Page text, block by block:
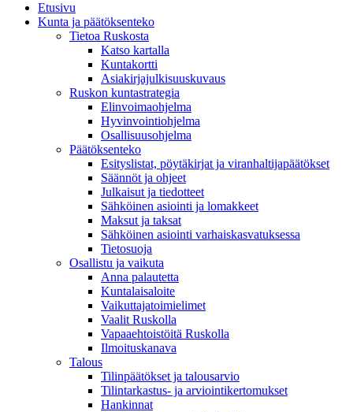
Etusivu
Kunta ja päätöksenteko
Tietoa Ruskosta
Katso kartalla
Kuntakortti
Asiakirjajulkisuuskuvaus
Ruskon kuntastrategia
Elinvoimaohjelma
Hyvinvointiohjelma
Osallisuusohjelma
Päätöksenteko
Esityslistat, pöytäkirjat ja viranhaltijapäätökset
Säännöt ja ohjeet
Julkaisut ja tiedotteet
Sähköinen asiointi ja lomakkeet
Maksut ja taksat
Sähköinen asiointi varhaiskasvatuksessa
Tietosuoja
Osallistu ja vaikuta
Anna palautetta
Kuntalaisaloite
Vaikuttajatoimielimet
Vaalit Ruskolla
Vapaaehtoistöitä Ruskolla
Ilmoituskanava
Talous
Tilinpäätökset ja talousarvio
Tilintarkastus- ja arviointikertomukset
Hankinnat